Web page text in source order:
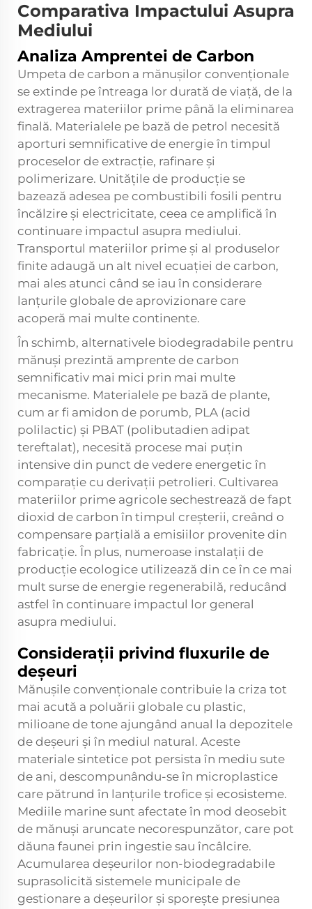
Comparativa Impactului Asupra
Mediului
Analiza Amprentei de Carbon
Umpeta de carbon a mănușilor convenționale
se extinde pe întreaga lor durată de viață, de la
extragerea materiilor prime până la eliminarea
finală. Materialele pe bază de petrol necesită
aporturi semnificative de energie în timpul
proceselor de extracție, rafinare și
polimerizare. Unitățile de producție se
bazează adesea pe combustibili fosili pentru
încălzire și electricitate, ceea ce amplifică în
continuare impactul asupra mediului.
Transportul materiilor prime și al produselor
finite adaugă un alt nivel ecuației de carbon,
mai ales atunci când se iau în considerare
lanțurile globale de aprovizionare care
acoperă mai multe continente.
În schimb, alternativele biodegradabile pentru
mănuși prezintă amprente de carbon
semnificativ mai mici prin mai multe
mecanisme. Materialele pe bază de plante,
cum ar fi amidon de porumb, PLA (acid
polilactic) și PBAT (polibutadien adipat
tereftalat), necesită procese mai puțin
intensive din punct de vedere energetic în
comparație cu derivații petrolieri. Cultivarea
materiilor prime agricole sechestrează de fapt
dioxid de carbon în timpul creșterii, creând o
compensare parțială a emisiilor provenite din
fabricație. În plus, numeroase instalații de
producție ecologice utilizează din ce în ce mai
mult surse de energie regenerabilă, reducând
astfel în continuare impactul lor general
asupra mediului.
Considerații privind fluxurile de
deșeuri
Mănușile convenționale contribuie la criza tot
mai acută a poluării globale cu plastic,
milioane de tone ajungând anual la depozitele
de deșeuri și în mediul natural. Aceste
materiale sintetice pot persista în mediu sute
de ani, descompunându-se în microplastice
care pătrund în lanțurile trofice și ecosisteme.
Mediile marine sunt afectate în mod deosebit
de mănuși aruncate necorespunzător, care pot
dăuna faunei prin ingestie sau încâlcire.
Acumularea deșeurilor non-biodegradabile
suprasolicită sistemele municipale de
gestionare a deșeurilor și sporește presiunea